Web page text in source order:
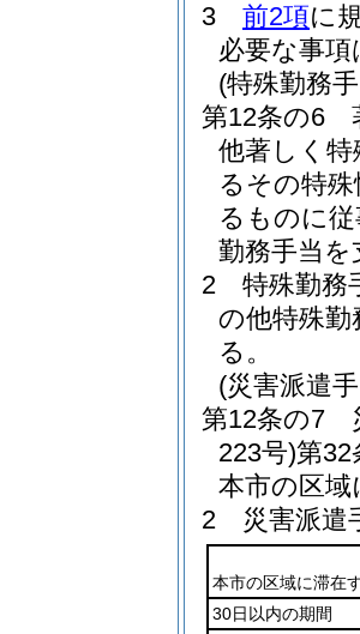
3
前2項に
必要な事
(特殊勤務
第12条の6
他著しく
るその特
るものに
勤務手当
2
特殊勤務
の他特殊
る。
(災害派遣
第12条の7
223号)第32
本市の区
2
災害派遣
本市の区域に滞在
30日以内の期間